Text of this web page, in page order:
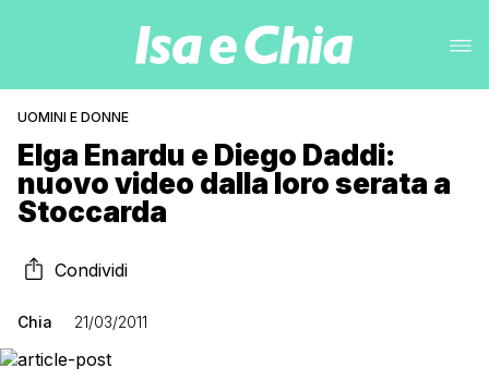
UOMINI E DONNE
Elga Enardu e Diego Daddi:
nuovo video dalla loro serata a
Stoccarda
Condividi
Chia 21/03/2011